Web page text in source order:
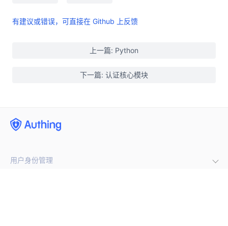
有建议或错误，可直接在 Github 上反馈
上一篇: Python
下一篇: 认证核心模块
用户身份管理